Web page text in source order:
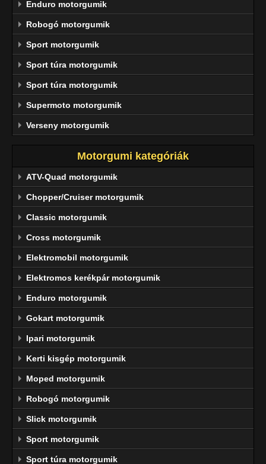
Enduro motorgumik
Robogó motorgumik
Sport motorgumik
Sport túra motorgumik
Sport túra motorgumik
Supermoto motorgumik
Verseny motorgumik
Motorgumi kategóriák
ATV-Quad motorgumik
Chopper/Cruiser motorgumik
Classic motorgumik
Cross motorgumik
Elektromobil motorgumik
Elektromos kerékpár motorgumik
Enduro motorgumik
Gokart motorgumik
Ipari motorgumik
Kerti kisgép motorgumik
Moped motorgumik
Robogó motorgumik
Slick motorgumik
Sport motorgumik
Sport túra motorgumik